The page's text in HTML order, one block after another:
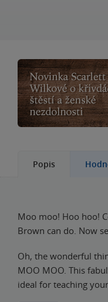
Popis
Moo moo! Hoo hoo!
Brown can do. Now
Oh, the wonderful
MOO MOO. This
ideal for teaching